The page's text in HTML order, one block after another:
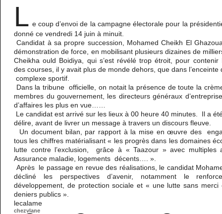
L e coup d’envoi de la campagne électorale pour la
donné ce vendredi 14 juin à minuit.
Candidat à sa propre succession, Mohamed Cheikh El
démonstration de force, en mobilisant plusieurs dizaines de
Cheikha ould Boidiya, qui s’est révélé trop étroit, pour contenir
des courses, il y avait plus de monde dehors, que dans l’enceinte
complexe sportif.
Dans la tribune officielle, on notait la présence de toute la
membres du gouvernement, les directeurs généraux
d’affaires les plus en vue……
Le candidat est arrivé sur les lieux à 00 heure 40 minutes. Il a
délire, avant de livrer un message à travers un discours fleuve.
Un document bilan, par rapport à la mise en œuvre des
tous les chiffres matérialisant « les progrès dans les domaines
lutte contre l’exclusion, grâce à « Taazour » avec multiples
Assurance maladie, logements décents…. ».
Après le passage en revue des réalisations, le candidat
décliné les perspectives d’avenir, notamment le
développement, de protection sociale et « une lutte sans merci
deniers publics ».
lecalame
chezvlane